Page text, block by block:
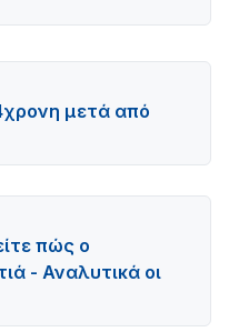
μετά από
πώς ο
- Αναλυτικά οι